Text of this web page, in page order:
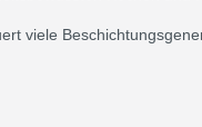
viele